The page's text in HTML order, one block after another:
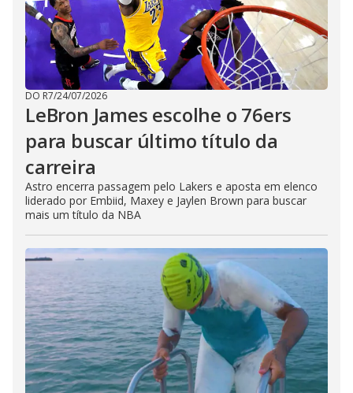
DO R7/24/07/2026
LeBron James escolhe o 76ers
para buscar último título da
carreira
Astro encerra passagem pelo Lakers e aposta em elenco
liderado por Embiid, Maxey e Jaylen Brown para buscar
mais um título da NBA